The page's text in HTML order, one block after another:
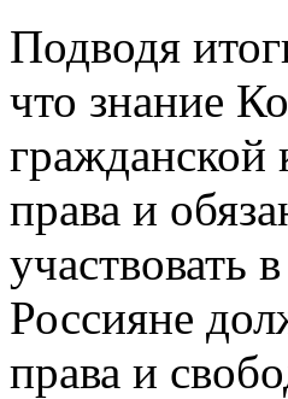
Подводя
что знание
гражданской
права и
Россияне
права и